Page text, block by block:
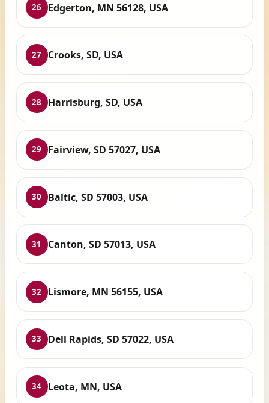
26 Edgerton, MN 56128, USA
27 Crooks, SD, USA
28 Harrisburg, SD, USA
29 Fairview, SD 57027, USA
30 Baltic, SD 57003, USA
31 Canton, SD 57013, USA
32 Lismore, MN 56155, USA
33 Dell Rapids, SD 57022, USA
34 Leota, MN, USA